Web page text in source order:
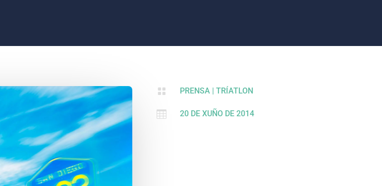
 PRENSA |TRÍATLON
 20 DE XUÑO DE 2014